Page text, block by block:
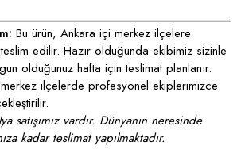
Bu ürün, Ankara içi merkez ilçelere
edilir. Hazır olduğunda ekibimiz sizinle
olduğunuz hafta için teslimat planlanır.
ilçelerde profesyonel ekiplerimizce
satışımız vardır. Dünyanın neresinde
kadar teslimat yapılmaktadır.